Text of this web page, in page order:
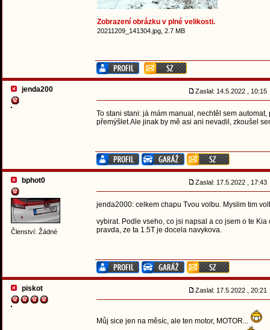
Zobrazení obrázku v plné velikosti.
20211209_141304.jpg, 2.7 MB
jenda200 Zaslal: 14.5.2022 , 10:15
To stani stani: já mám manual, nechtěl sem
přemýšlet.Ale jinak by mě asi ani nevadil, zkoušel
bphot0
Členství: Žádné
Zaslal: 17.5.2022 , 17:43
jenda2000: celkem chapu Tvou volbu. Myslim tim
vybirat. Podle vseho, co jsi napsal a co jsem o te
pravda, ze ta 1.5T je docela navykova.
piskot Zaslal: 17.5.2022 , 20:21
Můj sice jen na měsíc, ale ten motor, MOTOR...